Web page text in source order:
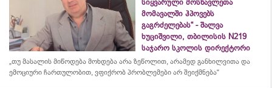
სიყვარული მოსწავლეთა
მომავალში ჰპოვებს
გაგრძელებას“ - შალვა
ხუციშვილი, თბილისის N219
საჯარო სკოლის დირექტორი
„თუ მასალის მიწოდება მოხდება არა ზეწოლით, არამედ განხილვითა და
ემოციური ჩართულობით, ვფიქრობ პრობლემები არ შეიქმნება“